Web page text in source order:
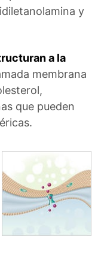
y
a la
membrana
que pueden